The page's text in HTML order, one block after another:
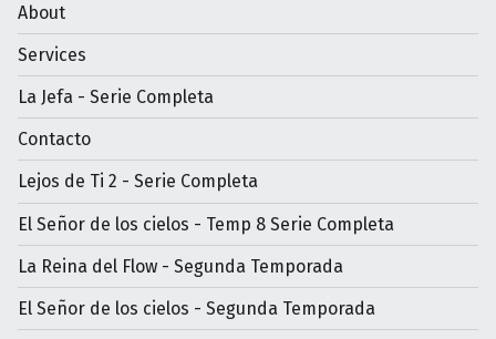
About
Services
La Jefa - Serie Completa
Contacto
Lejos de Ti 2 - Serie Completa
El Señor de los cielos - Temp 8 Serie Completa
La Reina del Flow - Segunda Temporada
El Señor de los cielos - Segunda Temporada